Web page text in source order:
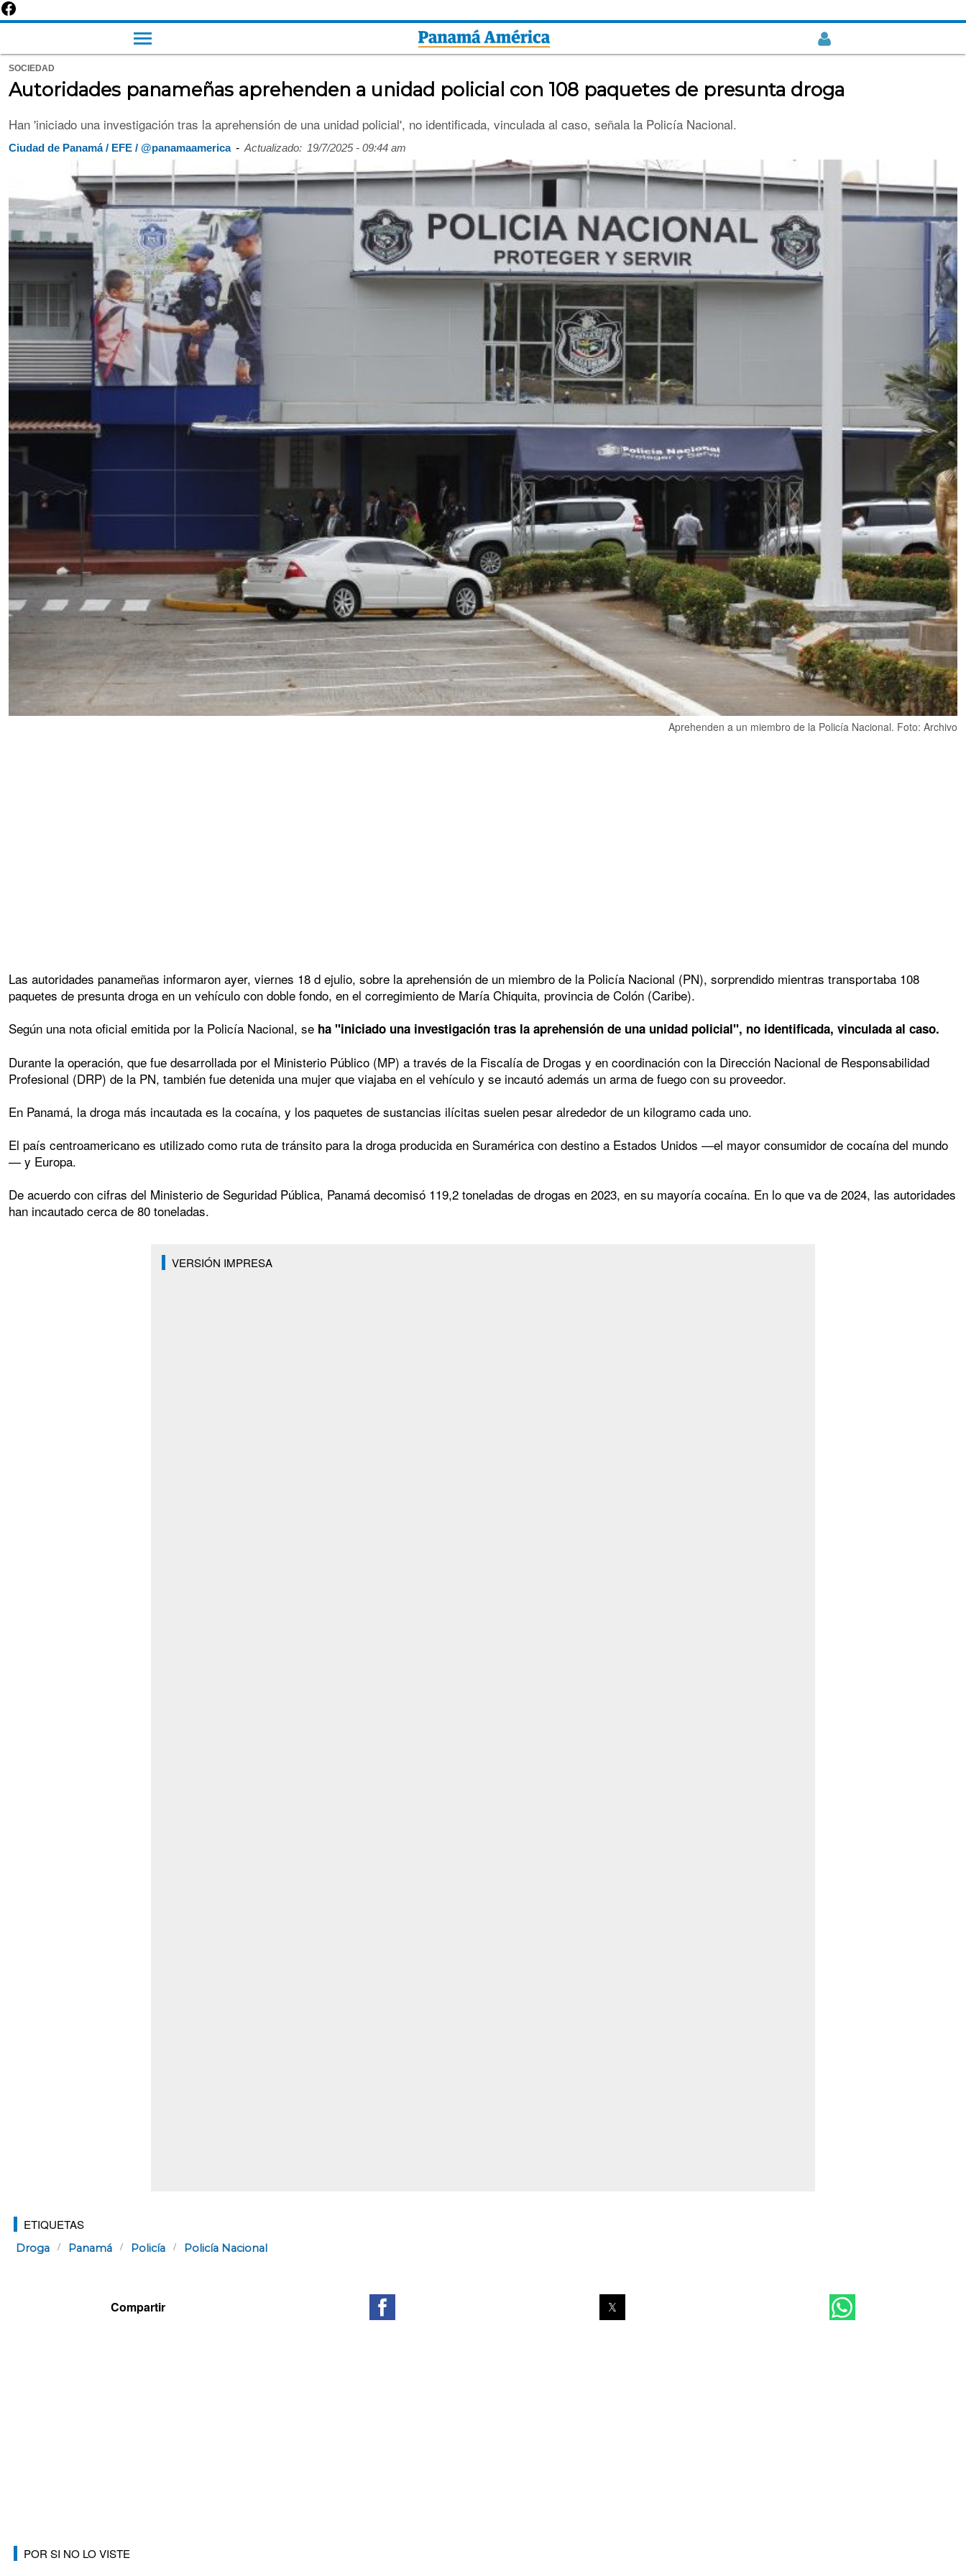
SOCIEDAD
Autoridades panameñas aprehenden a unidad policial con 108 paquetes de presunta droga
Han 'iniciado una investigación tras la aprehensión de una unidad policial', no identificada, vinculada al caso, señala la Policía Nacional.
Ciudad de Panamá / EFE / @panamaamerica - Actualizado: 19/7/2025 - 09:44 am
Aprehenden a un miembro de la Policía Nacional. Foto: Archivo
Las autoridades panameñas informaron ayer, viernes 18 d ejulio, sobre la aprehensión de un miembro de la Policía Nacional (PN), sorprendido mientras transportaba 108
paquetes de presunta droga en un vehículo con doble fondo, en el corregimiento de María Chiquita, provincia de Colón (Caribe).
Según una nota oficial emitida por la Policía Nacional, se ha "iniciado una investigación tras la aprehensión de una unidad policial", no identificada, vinculada al caso.
Durante la operación, que fue desarrollada por el Ministerio Público (MP) a través de la Fiscalía de Drogas y en coordinación con la Dirección Nacional de Responsabilidad
Profesional (DRP) de la PN, también fue detenida una mujer que viajaba en el vehículo y se incautó además un arma de fuego con su proveedor.
En Panamá, la droga más incautada es la cocaína, y los paquetes de sustancias ilícitas suelen pesar alrededor de un kilogramo cada uno.
El país centroamericano es utilizado como ruta de tránsito para la droga producida en Suramérica con destino a Estados Unidos —el mayor consumidor de cocaína del mundo
— y Europa.
De acuerdo con cifras del Ministerio de Seguridad Pública, Panamá decomisó 119,2 toneladas de drogas en 2023, en su mayoría cocaína. En lo que va de 2024, las autoridades
han incautado cerca de 80 toneladas.
VERSIÓN IMPRESA
ETIQUETAS
Droga Panamá Policía Policía Nacional
POR SI NO LO VISTE